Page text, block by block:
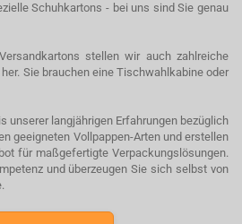
Schuhkartons - bei uns sind Sie genau
stellen wir auch zahlreiche
Sie brauchen eine Tischwahlkabine oder
unserer langjährigen Erfahrungen bezüglich
geeigneten Vollpappen-Arten und erstellen
für maßgefertigte Verpackungslösungen.
und überzeugen Sie sich selbst von